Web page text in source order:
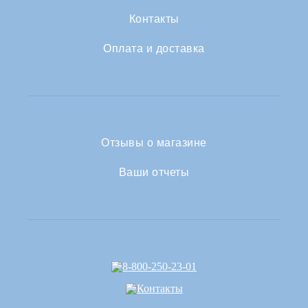
Контакты
Оплата и доставка
Отзывы о магазине
Ваши отчеты